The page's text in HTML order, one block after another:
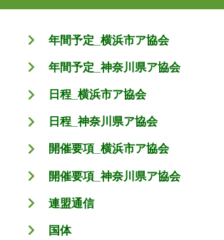
年間予定_横浜市ア協会
年間予定_神奈川県ア協会
日程_横浜市ア協会
日程_神奈川県ア協会
開催要項_横浜市ア協会
開催要項_神奈川県ア協会
連盟通信
国体